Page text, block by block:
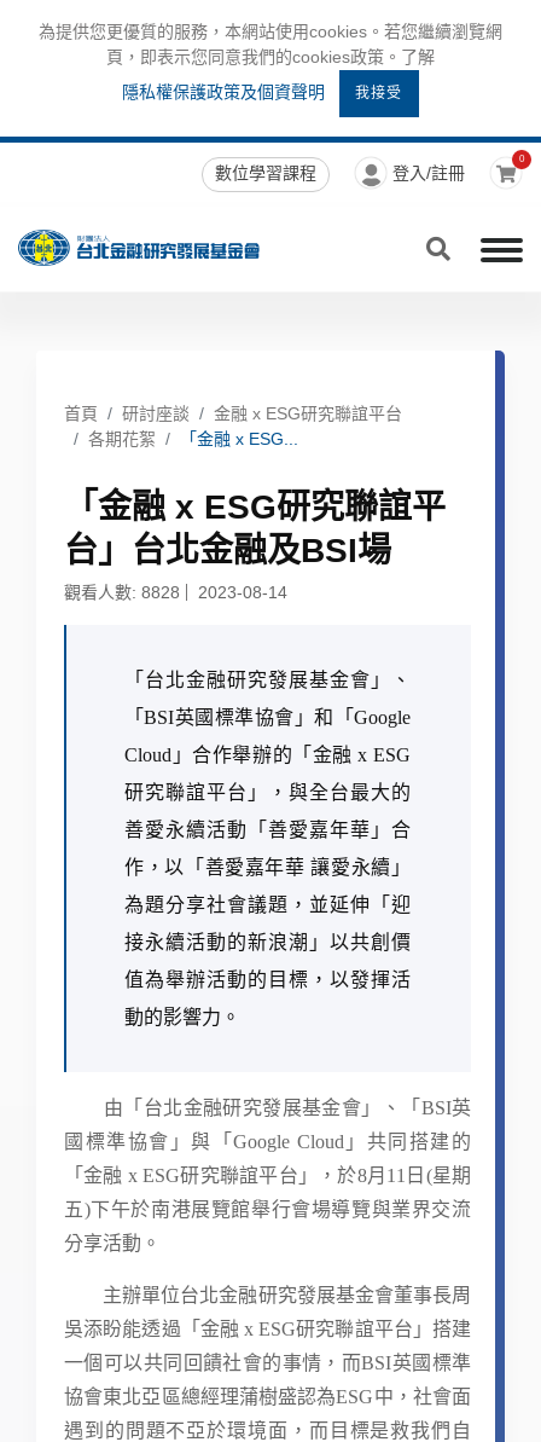
為提供您更優質的服務，本網站使用cookies。若您繼續瀏覽網
頁，即表示您同意我們的cookies政策。了解
隱私權保護政策及個資聲明
我接受
數位學習課程 登入/註冊
0
首頁 研討座談
金融 x ESG研究聯誼平台
各期花絮
「金融 x ESG...
「金融 x ESG研究聯誼平
台」台北金融及BSI場
觀看人數: 8828 2023-08-14
「台北金融研究發展基金會」、
「BSI英國標準協會」和「Google
Cloud」合作舉辦的「金融 x ESG
研究聯誼平台」，與全台最大的
善愛永續活動「善愛嘉年華」合
作，以「善愛嘉年華 讓愛永續」
為題分享社會議題，並延伸「迎
接永續活動的新浪潮」以共創價
值為舉辦活動的目標，以發揮活
動的影響力。
由「台北金融研究發展基金會」、「BSI英
國標準協會」與「Google Cloud」共同搭建的
「金融 x ESG研究聯誼平台」，於8月11日(星期
五)下午於南港展覽館舉行會場導覽與業界交流
分享活動。
主辦單位台北金融研究發展基金會董事長周
吳添盼能透過「金融 x ESG研究聯誼平台」搭建
一個可以共同回饋社會的事情，而BSI英國標準
協會東北亞區總經理蒲樹盛認為ESG中，社會面
遇到的問題不亞於環境面，而目標是救我們自